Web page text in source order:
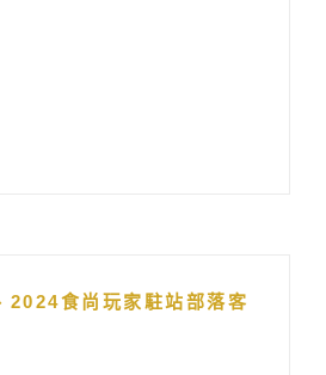
2024食尚玩家駐站部落客